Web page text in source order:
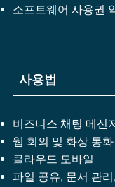
소프트웨어 사용권
사용법
비즈니스 채팅 메신
웹 회의 및 화상 통화
클라우드 모바일
파일 공유, 문서 관